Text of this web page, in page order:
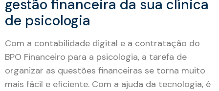
gestão financeira da sua clínica
de psicologia
Com a contabilidade digital e a contratação do
BPO Financeiro para a psicologia, a tarefa de
organizar as questões financeiras se torna muito
mais fácil e eficiente. Com a ajuda da tecnologia, é